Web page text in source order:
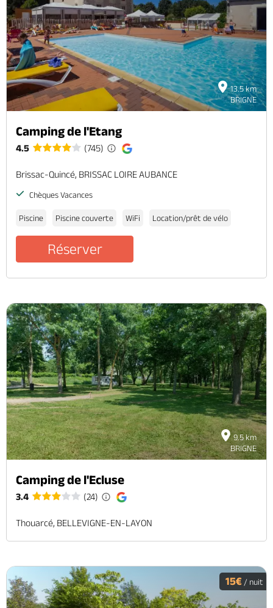
13.5 km
BRIGNE
Camping de l'Etang
4.5 (745)
Brissac-Quincé, BRISSAC LOIRE AUBANCE
Chèques Vacances
Piscine Piscine couverte WiFi Location/prêt de vélo
Réserver
9.5 km
BRIGNE
Camping de l'Ecluse
3.4 (24)
Thouarcé, BELLEVIGNE-EN-LAYON
15€ / nuit